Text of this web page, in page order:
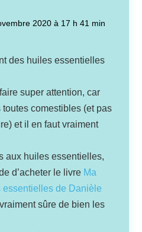
2020 à 17 h 41 min
des huiles essentielles
super attention, car
comestibles (et pas
et il en faut vraiment
aux huiles essentielles,
d’acheter le livre Ma
essentielles de Danièle
sûre de bien les